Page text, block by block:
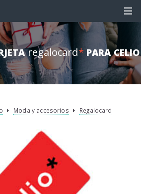
regalocard* PARA CELIO
Moda y accesorios Regalocard